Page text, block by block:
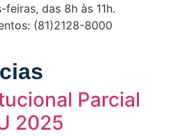
das 8h às 11h.
(81)2128-8000
Parcial
2025